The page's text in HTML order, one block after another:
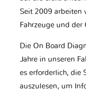
Seit 2009 arbeiten
Fahrzeuge und der
Die On Board
Jahre in unseren
es erforderlich, die
auszulesen, um